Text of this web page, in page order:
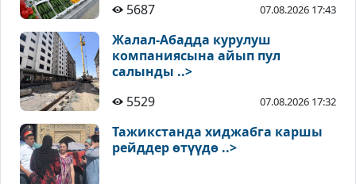
5687 07.08.2026 17:43
Жалал-Абадда курулуш
компаниясына айып пул
салынды ..>
5529
07.08.2026 17:32
Тажикстанда хиджабга каршы
рейддер өтүүдө ..>